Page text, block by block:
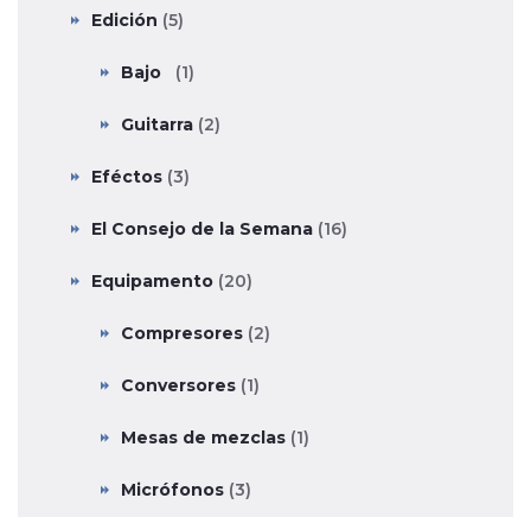
Edición (5)
Bajo (1)
Guitarra (2)
Eféctos (3)
El Consejo de la Semana (16)
Equipamento (20)
Compresores (2)
Conversores (1)
Mesas de mezclas (1)
Micrófonos (3)